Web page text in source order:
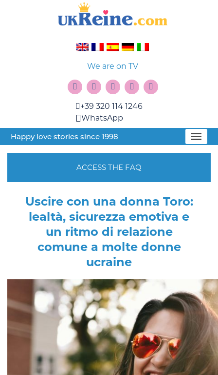
We are on TV
+39 320 114 1246
WhatsApp
Happy love stories since 1998
ACCESS THE FAQ
Uscire con una donna Toro:
lealtà, sicurezza emotiva e
un ritmo di relazione
comune a molte donne
ucraine